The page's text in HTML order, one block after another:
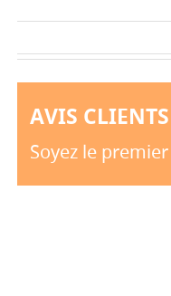
AVIS CLIENTS
Soyez le